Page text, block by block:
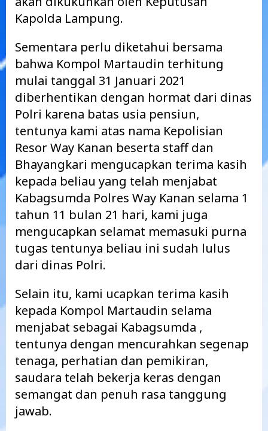
Kapolda Lampung.
Sementara perlu diketahui bersama
bahwa Kompol Martaudin terhitung
mulai tanggal 31 Januari 2021
diberhentikan dengan hormat dari dinas
Polri karena batas usia pensiun,
tentunya kami atas nama Kepolisian
Resor Way Kanan beserta staff dan
Bhayangkari mengucapkan terima kasih
kepada beliau yang telah menjabat
Kabagsumda Polres Way Kanan selama 1
tahun 11 bulan 21 hari, kami juga
mengucapkan selamat memasuki purna
tugas tentunya beliau ini sudah lulus
dari dinas Polri.
Selain itu, kami ucapkan terima kasih
kepada Kompol Martaudin selama
menjabat sebagai Kabagsumda ,
tentunya dengan mencurahkan segenap
tenaga, perhatian dan pemikiran,
saudara telah bekerja keras dengan
semangat dan penuh rasa tanggung
jawab.